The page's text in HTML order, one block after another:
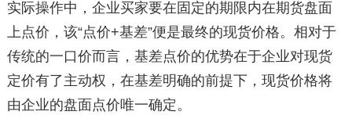
实际操作中，企业买家要在固定的期限内在期货盘面
上点价，该“点价+基差”便是最终的现货价格。相对于
传统的一口价而言，基差点价的优势在于企业对现货
定价有了主动权，在基差明确的前提下，现货价格将
由企业的盘面点价唯一确定。